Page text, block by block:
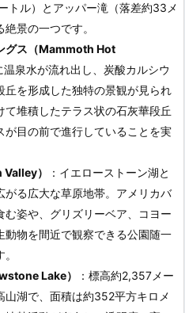
トル）とアッパー滝（落差約33メ
景の一つです。
グス（Mammoth Hot
温泉水が流れ出し、炭酸カルシウ
丘を形成した独特の景観が見られ
て堆積したテラス状の石灰華段丘
が目の前で進行していることを実
）
：イエローストーン湖と
がる広大な草原地帯。アメリカバ
む姿や、グリズリーベア、コヨー
動物を間近で観察できる公園随一
Lake）
：標高約2,357メー
山湖で、面積は約352平方キロメ